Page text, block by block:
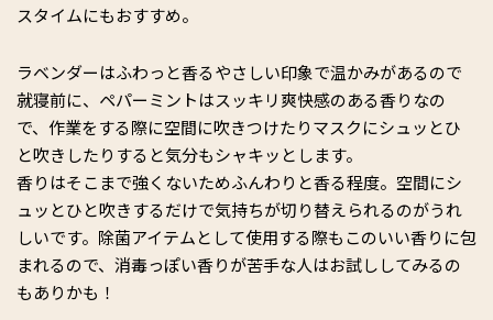
スタイムにもおすすめ。
ラベンダーはふわっと香るやさしい印象で温かみがあるので
就寝前に、ペパーミントはスッキリ爽快感のある香りなの
で、作業をする際に空間に吹きつけたりマスクにシュッとひ
と吹きしたりすると気分もシャキッとします。
香りはそこまで強くないためふんわりと香る程度。空間にシ
ュッとひと吹きするだけで気持ちが切り替えられるのがうれ
しいです。除菌アイテムとして使用する際もこのいい香りに包
まれるので、消毒っぽい香りが苦手な人はお試ししてみるの
もありかも！